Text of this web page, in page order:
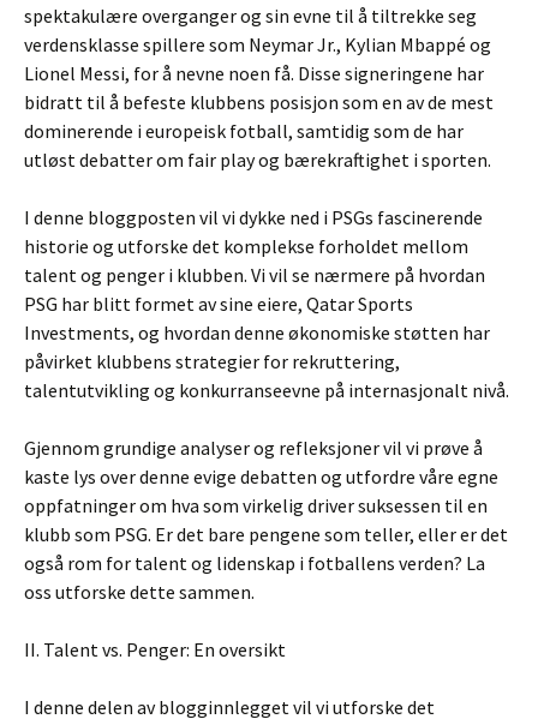
spektakulære overganger og sin evne til å tiltrekke seg
verdensklasse spillere som Neymar Jr., Kylian Mbappé og
Lionel Messi, for å nevne noen få. Disse signeringene har
bidratt til å befeste klubbens posisjon som en av de mest
dominerende i europeisk fotball, samtidig som de har
utløst debatter om fair play og bærekraftighet i sporten.
I denne bloggposten vil vi dykke ned i PSGs fascinerende
historie og utforske det komplekse forholdet mellom
talent og penger i klubben. Vi vil se nærmere på hvordan
PSG har blitt formet av sine eiere, Qatar Sports
Investments, og hvordan denne økonomiske støtten har
påvirket klubbens strategier for rekruttering,
talentutvikling og konkurranseevne på internasjonalt nivå.
Gjennom grundige analyser og refleksjoner vil vi prøve å
kaste lys over denne evige debatten og utfordre våre egne
oppfatninger om hva som virkelig driver suksessen til en
klubb som PSG. Er det bare pengene som teller, eller er det
også rom for talent og lidenskap i fotballens verden? La
oss utforske dette sammen.
II. Talent vs. Penger: En oversikt
I denne delen av blogginnlegget vil vi utforske det